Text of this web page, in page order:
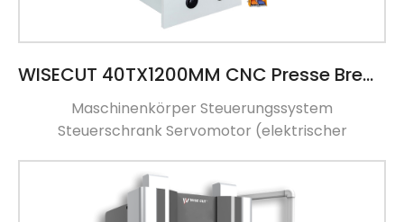
WISECUT 40TX1200MM CNC Presse Bremse elektrisches Modell
Maschinenkörper Steuerungssystem
Steuerschrank Servomotor (elektrischer
Schnellklemmen Obere und untere Formen
Ölschmierung R-Achse Rack & amp; Pinion GIVI